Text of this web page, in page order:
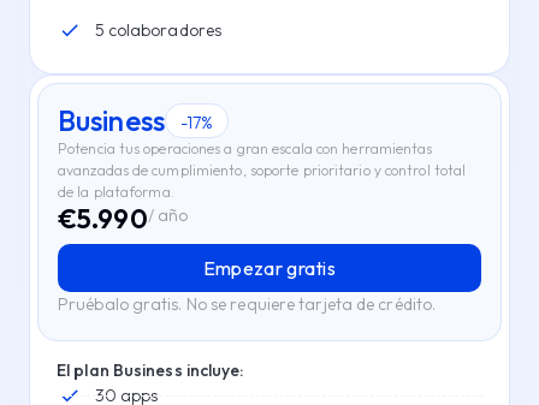
5 colaboradores
Business -17%
Potencia tus operaciones a gran escala con herramientas
avanzadas de cumplimiento, soporte prioritario y control total
de la plataforma.
€5.990/ año
Empezar gratis
Pruébalo gratis. No se requiere tarjeta de crédito.
El plan Business incluye:
30 apps